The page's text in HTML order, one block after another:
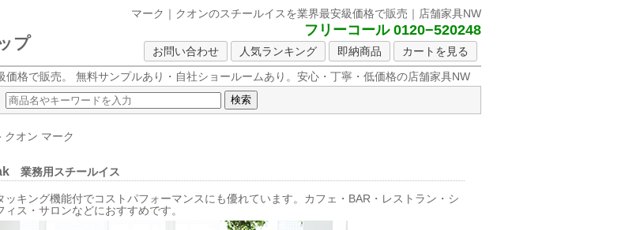
マーク｜クオンのスチールイスを業界最安級価格で販売｜店舗家具NW
プ
フリーコール 0120−520248
お問い合わせ 人気ランキング 即納商品
カートを見る
格で販売。
無料サンプルあり・自社ショールームあり。安心・丁寧・低価格の店舗家具NW
クオン マーク
業務用スチールイス
キング機能付でコストパフォーマンスにも優れています。カフェ・BAR・レストラン・シ
ス・サロンなどにおすすめです。